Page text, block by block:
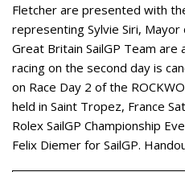
Fletcher are presented with
representing Sylvie Siri,
Great Britain SailGP Team
racing on the second day is
on Race Day 2 of the
held in Saint Tropez, France
Rolex SailGP Championship
Felix Diemer for SailGP.